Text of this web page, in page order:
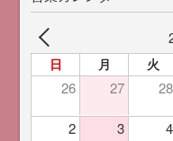
日 月 火
26 27 28
2 3 4